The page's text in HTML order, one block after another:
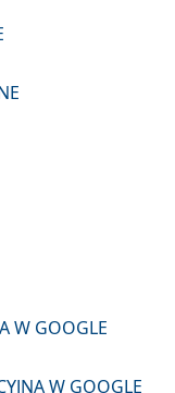
W GOOGLE
W GOOGLE